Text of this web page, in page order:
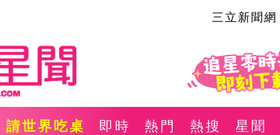
三立新聞網
請世界吃桌 即時 熱門 熱搜 星聞